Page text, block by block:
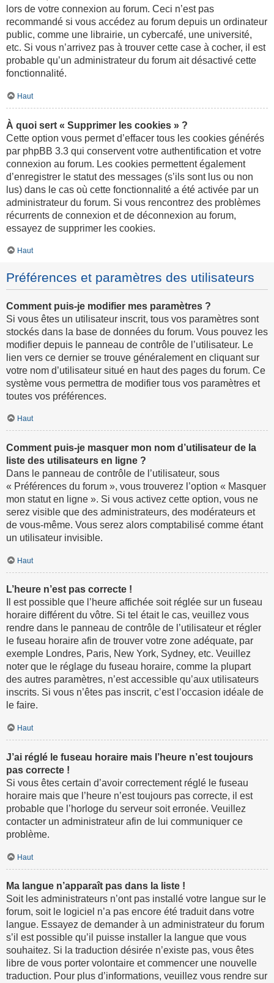
lors de votre connexion au forum. Ceci n’est pas
recommandé si vous accédez au forum depuis un ordinateur
public, comme une librairie, un cybercafé, une université,
etc. Si vous n’arrivez pas à trouver cette case à cocher, il est
probable qu’un administrateur du forum ait désactivé cette
fonctionnalité.
Haut
À quoi sert « Supprimer les cookies » ?
Cette option vous permet d’effacer tous les cookies générés
par phpBB 3.3 qui conservent votre authentification et votre
connexion au forum. Les cookies permettent également
d’enregistrer le statut des messages (s’ils sont lus ou non
lus) dans le cas où cette fonctionnalité a été activée par un
administrateur du forum. Si vous rencontrez des problèmes
récurrents de connexion et de déconnexion au forum,
essayez de supprimer les cookies.
Haut
Préférences et paramètres des utilisateurs
Comment puis-je modifier mes paramètres ?
Si vous êtes un utilisateur inscrit, tous vos paramètres sont
stockés dans la base de données du forum. Vous pouvez les
modifier depuis le panneau de contrôle de l’utilisateur. Le
lien vers ce dernier se trouve généralement en cliquant sur
votre nom d’utilisateur situé en haut des pages du forum. Ce
système vous permettra de modifier tous vos paramètres et
toutes vos préférences.
Haut
Comment puis-je masquer mon nom d’utilisateur de la
liste des utilisateurs en ligne ?
Dans le panneau de contrôle de l’utilisateur, sous
« Préférences du forum », vous trouverez l’option « Masquer
mon statut en ligne ». Si vous activez cette option, vous ne
serez visible que des administrateurs, des modérateurs et
de vous-même. Vous serez alors comptabilisé comme étant
un utilisateur invisible.
Haut
L’heure n’est pas correcte !
Il est possible que l’heure affichée soit réglée sur un fuseau
horaire différent du vôtre. Si tel était le cas, veuillez vous
rendre dans le panneau de contrôle de l’utilisateur et régler
le fuseau horaire afin de trouver votre zone adéquate, par
exemple Londres, Paris, New York, Sydney, etc. Veuillez
noter que le réglage du fuseau horaire, comme la plupart
des autres paramètres, n’est accessible qu’aux utilisateurs
inscrits. Si vous n’êtes pas inscrit, c’est l’occasion idéale de
le faire.
Haut
J’ai réglé le fuseau horaire mais l’heure n’est toujours
pas correcte !
Si vous êtes certain d’avoir correctement réglé le fuseau
horaire mais que l’heure n’est toujours pas correcte, il est
probable que l’horloge du serveur soit erronée. Veuillez
contacter un administrateur afin de lui communiquer ce
problème.
Haut
Ma langue n’apparaît pas dans la liste !
Soit les administrateurs n’ont pas installé votre langue sur le
forum, soit le logiciel n’a pas encore été traduit dans votre
langue. Essayez de demander à un administrateur du forum
s’il est possible qu’il puisse installer la langue que vous
souhaitez. Si la traduction désirée n’existe pas, vous êtes
libre de vous porter volontaire et commencer une nouvelle
traduction. Pour plus d’informations, veuillez vous rendre sur